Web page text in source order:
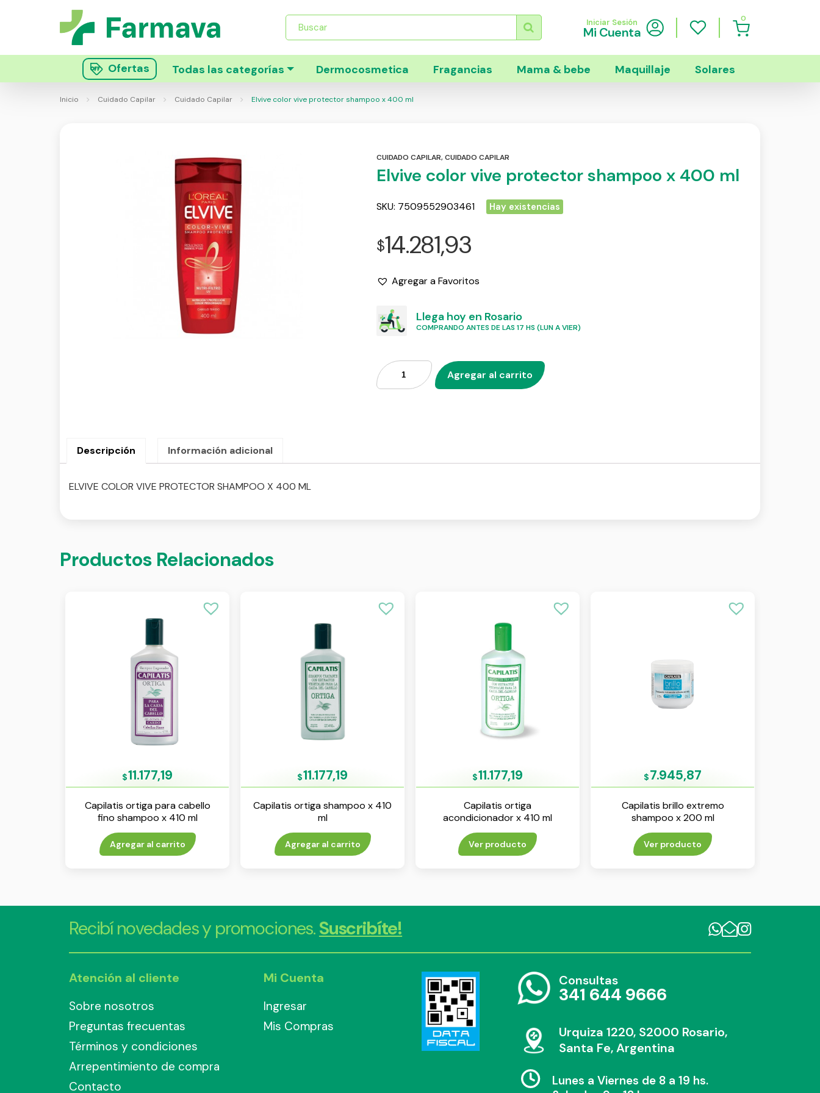
Búsqueda
productos
Iniciar Sesión
Mi Cuenta
0
Ofertas Todas las categorías Dermocosmetica Fragancias Mama & bebe Maquillaje Solares
Inicio Cuidado Capilar Cuidado Capilar Elvive color vive protector shampoo x 400 ml
CUIDADO CAPILAR,CUIDADO CAPILAR
Elvive color vive protector shampoo x 400 ml
SKU: 7509552903461 Hay existencias
$14.281,93
Agregar a Favoritos
Llega hoy en Rosario
COMPRANDO ANTES DE LAS 17 HS (LUN A VIER)
Agregar al carrito
Descripción Información adicional
ELVIVE COLOR VIVE PROTECTOR SHAMPOO X 400 ML
Productos Relacionados
$11.177,19
Capilatis ortiga para cabello
fino shampoo x 410 ml
Agregar al carrito
$11.177,19
Capilatis ortiga shampoo x 410
ml
Agregar al carrito
$11.177,19
Capilatis ortiga
acondicionador x 410 ml
Ver producto
$7.945,87
Capilatis brillo extremo
shampoo x 200 ml
Ver producto
Recibí novedades y promociones.Suscribíte!
Atención al cliente
Sobre nosotros
Preguntas frecuentas
Términos y condiciones
Arrepentimiento de compra
Contacto
Mi Cuenta
Ingresar
Mis Compras
Consultas
341 644 9666
Urquiza 1220, S2000 Rosario,
Santa Fe, Argentina
Lunes a Viernes de 8 a 19 hs.